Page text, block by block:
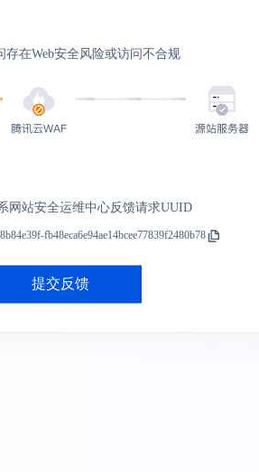
存在Web安全风险或访问不合规
网站安全运维中心反馈请求UUID
fb48eca6e94ae14bcee77839f2480b78
提交反馈